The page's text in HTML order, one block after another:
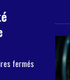
fermés